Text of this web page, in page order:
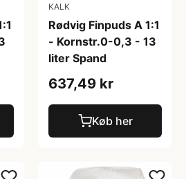
KALK
Rødvig Finpuds A 1:1
- Kornstr.0-0,3 - 13
liter Spand
637,49 kr
Køb her